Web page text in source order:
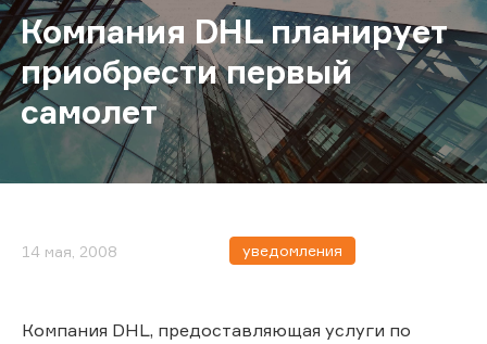
Компания DHL планирует
приобрести первый
самолет
14 мая, 2008 уведомления
Компания DHL, предоставляющая услуги по